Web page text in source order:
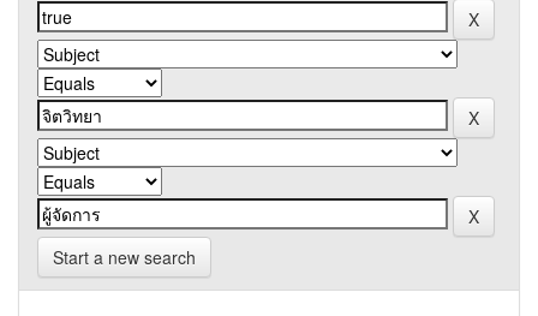
Start a new search